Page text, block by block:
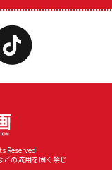
Reserved.
どの流用を固く禁じ